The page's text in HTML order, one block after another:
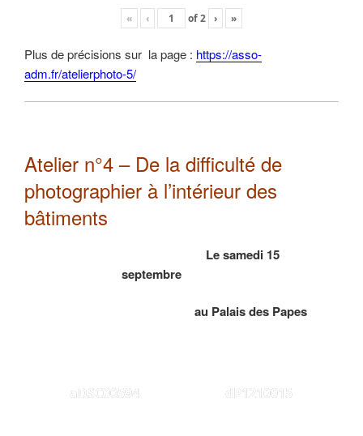
« ‹ of2 › »
Plus de précisions sur la page : https://asso-
adm.fr/atelierphoto-5/
Atelier n°4 – De la difficulté de
photographier à l’intérieur des
bâtiments
Le samedi 15
septembre
au Palais des Papes
aDSC00594 dP1210015